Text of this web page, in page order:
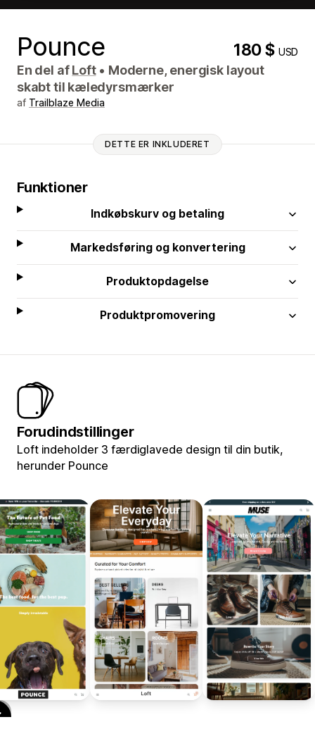
Pounce 180 $USD
En del afLoft • Moderne, energisk layout
skabt til kæledyrsmærker
af Trailblaze Media
DETTE ER INKLUDERET
Funktioner
Indkøbskurv og betaling
Markedsføring og konvertering
Produktopdagelse
Produktpromovering
Forudindstillinger
Loft indeholder 3 færdiglavede design til din butik,
herunder Pounce